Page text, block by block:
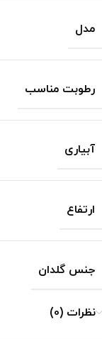
مدل
رطوبت مناسب
آبیاری
ارتفاع
جنس گلدان
نظرات (0)